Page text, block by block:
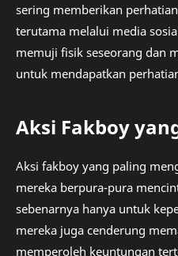
sering memberikan
terutama melalui media
memuji fisik seseorang dan
untuk mendapatkan
Aksi Fakboy
Aksi fakboy yang paling
mereka berpura-pura
sebenarnya hanya untuk
mereka juga cenderung
memperoleh keuntungan